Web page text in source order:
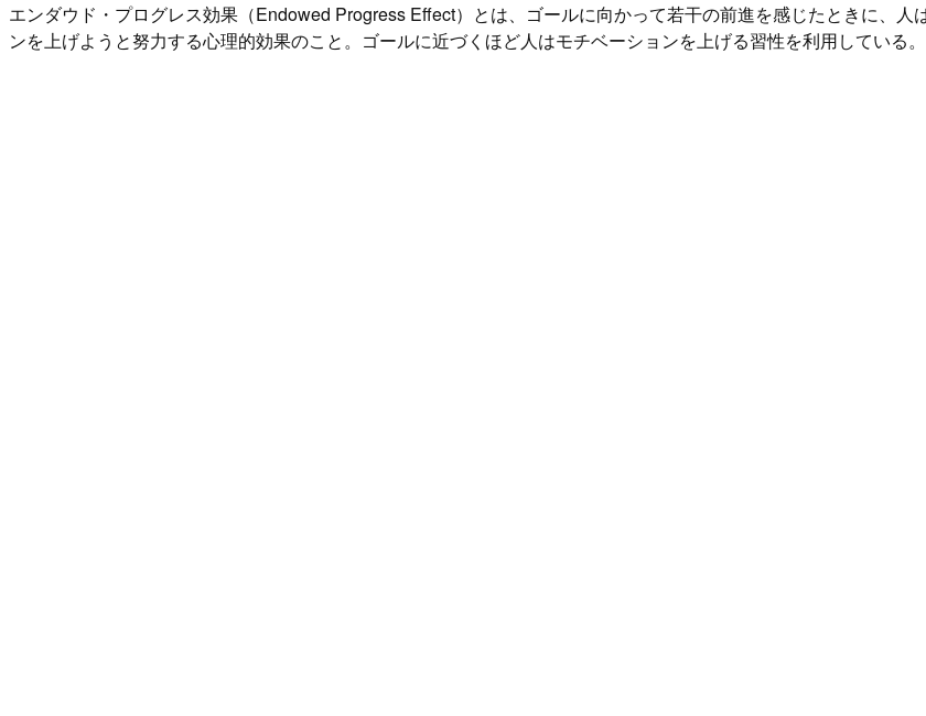
エンダウド・プログレス効果（Endowed Progress Effect）とは、ゴールに向かって若干の前進を感じたときに、人
ンを上げようと努力する心理的効果のこと。ゴールに近づくほど人はモチベーションを上げる習性を利用してい